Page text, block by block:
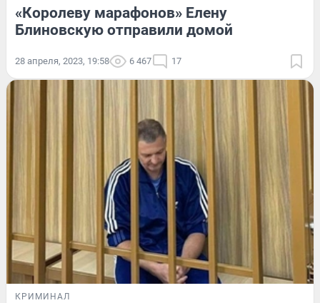
«Королеву марафонов» Елену
Блиновскую отправили домой
28 апреля, 2023, 19:58 6 467 17
КРИМИНАЛ